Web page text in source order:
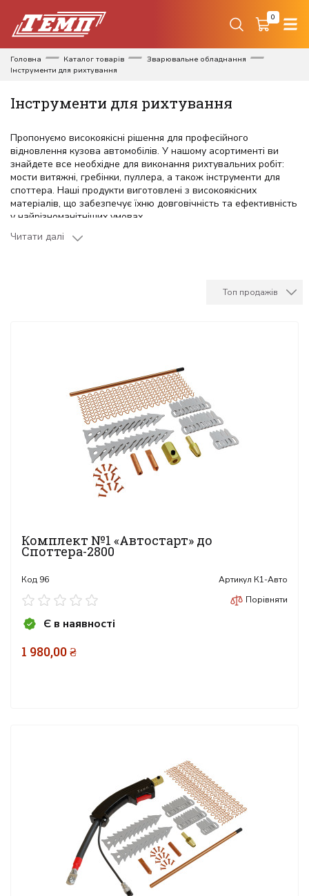
0
Головна Каталог товарів
Зварювальне обладнання
Інструменти для рихтування
Інструменти для рихтування
Пропонуємо високоякісні рішення для професійного
відновлення кузова автомобілів. У нашому асортименті ви
знайдете все необхідне для виконання рихтувальних робіт:
мости витяжні, гребінки, пуллера, а також інструменти для
споттера. Наші продукти виготовлені з високоякісних
матеріалів, що забезпечує їхню довговічність та ефективність
у найрізноманітніших умовах.
Інструменти дозволяють проводити точні і ефективні роботи з
інструментами для усунення вм'ятин і відновлення поверхні
насадки, молотки, крюки та інші спеціалізовані інструменти,
які дозволяють швидко і ефективно виконувати рихтувальні
роботи. Наше обладнання та інструменти підходять для
використання як у великих автосервісах, так і в невеликих
майстернях, забезпечуючи високу якість і точність виконання
Обираючи обладнання та інструменти для рихтування авто з
нашого асортименту, ви отримуєте професійні рішення, що
відповідають найвищим стандартам якості і надійності. Ми
надаємо професійні консультації і технічну підтримку, щоб
відновленні кузова автомобілів.
Читати далі
Топ продажів
Комплект №1 «Автостарт» до
Споттера-2800
Код 96 Артикул К1-Авто
Порівняти
Є в наявності
1 980,00 ₴